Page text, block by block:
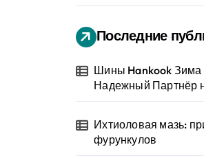
Последние
Шины Hankook
Надежный Партнёр
Ихтиоловая мазь:
фурункулов